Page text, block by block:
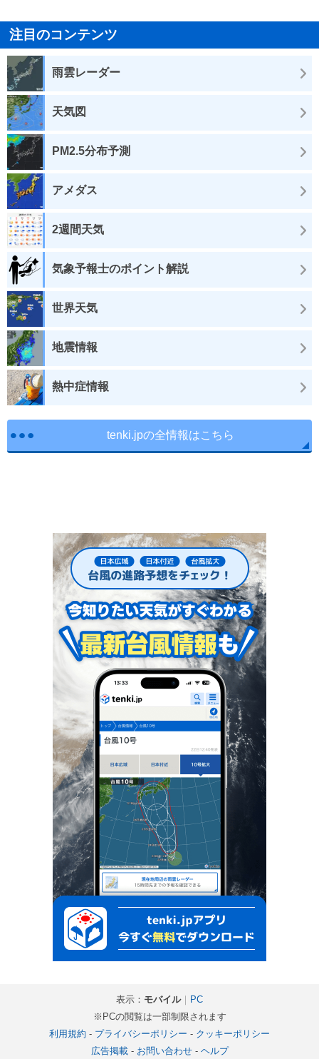
注目のコンテンツ
雨雲レーダー
天気図
PM2.5分布予測
アメダス
2週間天気
気象予報士のポイント解説
世界天気
地震情報
熱中症情報
tenki.jpの全情報はこちら
表示： モバイル｜ PC
※PCの閲覧は一部制限されます
利用規約 - プライバシーポリシー - クッキーポリシー
広告掲載- お問い合わせ- ヘルプ